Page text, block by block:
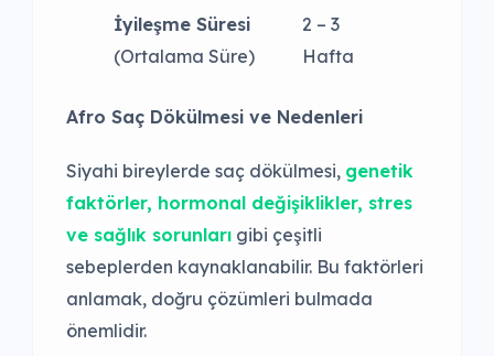
İyileşme Süresi
(Ortalama Süre)
2 – 3
Hafta
Afro Saç Dökülmesi ve Nedenleri
Siyahi bireylerde saç dökülmesi, genetik
faktörler, hormonal değişiklikler, stres
ve sağlık sorunları gibi çeşitli
sebeplerden kaynaklanabilir. Bu faktörleri
anlamak, doğru çözümleri bulmada
önemlidir.